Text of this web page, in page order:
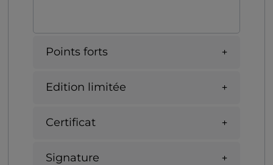
Points forts
Edition limitée
Certificat
Signature